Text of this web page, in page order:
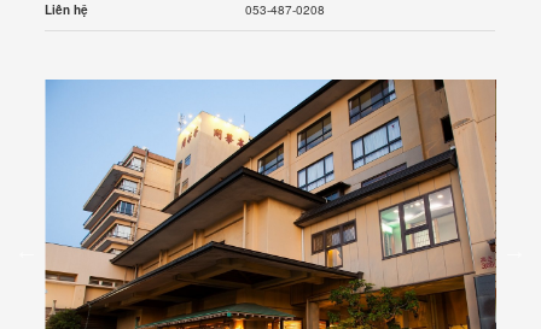
Liên hệ 053-487-0208